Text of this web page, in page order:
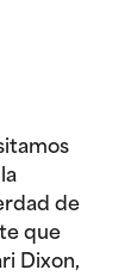
de
que
Dixon,